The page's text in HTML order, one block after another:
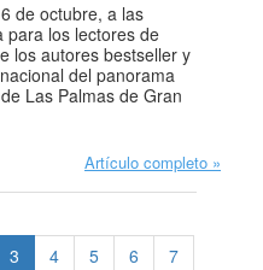
de octubre, a las
para los lectores de
los autores bestseller y
del panorama
Las Palmas de Gran
Artículo completo
3 4 5 6
7